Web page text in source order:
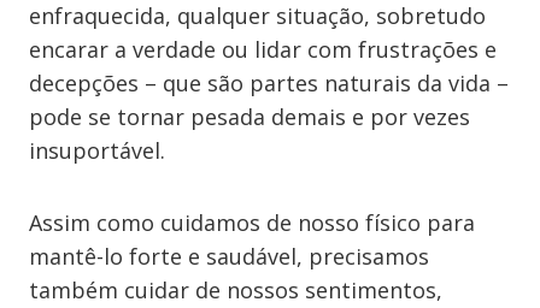
enfraquecida, qualquer situação, sobretudo
encarar a verdade ou lidar com frustrações e
decepções – que são partes naturais da vida –
pode se tornar pesada demais e por vezes
insuportável.
Assim como cuidamos de nosso físico para
mantê-lo forte e saudável, precisamos
também cuidar de nossos sentimentos,